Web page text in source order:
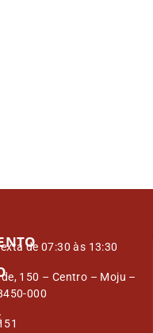
de 07:30 às 13:30
150 – Centro – Moju –
000